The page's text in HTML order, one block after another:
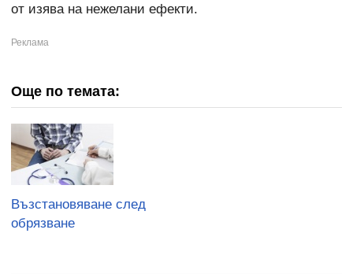
от изява на нежелани ефекти.
Още по темата:
Възстановяване след
обрязване